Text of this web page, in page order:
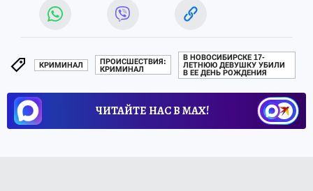
КРИМИНАЛ
ПРОИСШЕСТВИЯ:
КРИМИНАЛ
В НОВОСИБИРСКЕ 17-
ЛЕТНЮЮ ДЕВУШКУ УБИЛИ
В ЕЕ ДЕНЬ РОЖДЕНИЯ
ЧИТАЙТЕ НАС В МАХ!